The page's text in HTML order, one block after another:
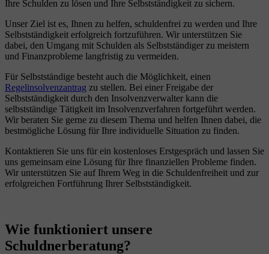
Ihre Schulden zu lösen und Ihre Selbstständigkeit zu sichern.
Unser Ziel ist es, Ihnen zu helfen, schuldenfrei zu werden und Ihre
Selbstständigkeit erfolgreich fortzuführen. Wir unterstützen Sie
dabei, den Umgang mit Schulden als Selbstständiger zu meistern
und Finanzprobleme langfristig zu vermeiden.
Für Selbstständige besteht auch die Möglichkeit, einen
Regelinsolvenzantrag zu stellen. Bei einer Freigabe der
Selbstständigkeit durch den Insolvenzverwalter kann die
selbstständige Tätigkeit im Insolvenzverfahren fortgeführt werden.
Wir beraten Sie gerne zu diesem Thema und helfen Ihnen dabei, die
bestmögliche Lösung für Ihre individuelle Situation zu finden.
Kontaktieren Sie uns für ein kostenloses Erstgespräch und lassen Sie
uns gemeinsam eine Lösung für Ihre finanziellen Probleme finden.
Wir unterstützen Sie auf Ihrem Weg in die Schuldenfreiheit und zur
erfolgreichen Fortführung Ihrer Selbstständigkeit.
Wie funktioniert unsere
Schuldnerberatung?